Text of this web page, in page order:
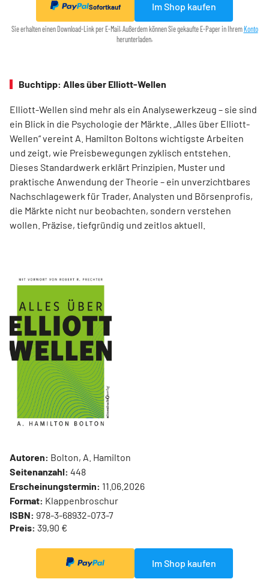
Sofortkauf Im Shop kaufen
Sie erhalten einen Download-Link per E-Mail. Außerdem können Sie gekaufte E-Paper in Ihrem Konto
herunterladen.
Buchtipp: Alles über Elliott-Wellen
Elliott-Wellen sind mehr als ein Analysewerkzeug – sie sind
ein Blick in die Psychologie der Märkte. „Alles über Elliott-
Wellen“ vereint A. Hamilton Boltons wichtigste Arbeiten
und zeigt, wie Preisbewegungen zyklisch entstehen.
Dieses Standardwerk erklärt Prinzipien, Muster und
praktische Anwendung der Theorie – ein unverzichtbares
Nachschlagewerk für Trader, Analysten und Börsenprofis,
die Märkte nicht nur beobachten, sondern verstehen
wollen. Präzise, tiefgründig und zeitlos aktuell.
Autoren: Bolton, A. Hamilton
Seitenanzahl: 448
Erscheinungstermin: 11.06.2026
Format: Klappenbroschur
ISBN: 978-3-68932-073-7
Preis: 39,90 €
Im Shop kaufen